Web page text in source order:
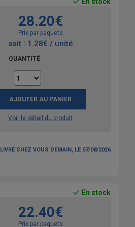
28.20€
Prix par paquets
soit : 1.28€ / unité
QUANTITÉ
AJOUTER AU PANIER
Voir le détail du produit
LIVRÉ CHEZ VOUS DEMAIN, LE 07/08/2026
En stock
22.40€
Prix par paquets